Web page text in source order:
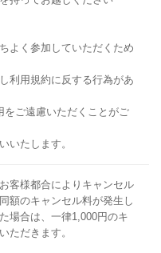
よく参加していただくため
利用規約に反する行為があ
ご遠慮いただくことがご
いたします。
客様都合によりキャンセル
額のキャンセル料が発生し
場合は、一律1,000円のキ
ただきます。